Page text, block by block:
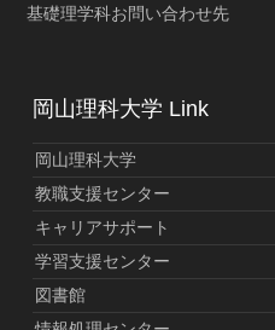
基礎理学科お問い合わせ先
岡山理科大学 Link
岡山理科大学
教職支援センター
キャリアサポート
学習支援センター
図書館